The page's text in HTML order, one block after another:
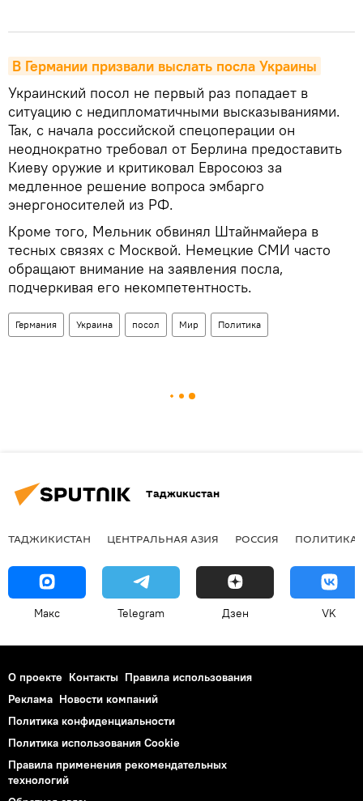
В Германии призвали выслать посла Украины
Украинский посол не первый раз попадает в
ситуацию с недипломатичными высказываниями.
Так, с начала российской спецоперации он
неоднократно требовал от Берлина предоставить
Киеву оружие и критиковал Евросоюз за
медленное решение вопроса эмбарго
энергоносителей из РФ.
Кроме того, Мельник обвинял Штайнмайера в
тесных связях с Москвой. Немецкие СМИ часто
обращают внимание на заявления посла,
подчеркивая его некомпетентность.
Германия Украина посол Мир Политика
Таджикистан
ТАДЖИКИСТАН ЦЕНТРАЛЬНАЯ АЗИЯ РОССИЯ ПОЛИТИКА
Макс Telegram Дзен VK
О проекте Контакты Правила использования
Реклама Новости компаний
Политика конфиденциальности
Политика использования Cookie
Правила применения рекомендательных
технологий